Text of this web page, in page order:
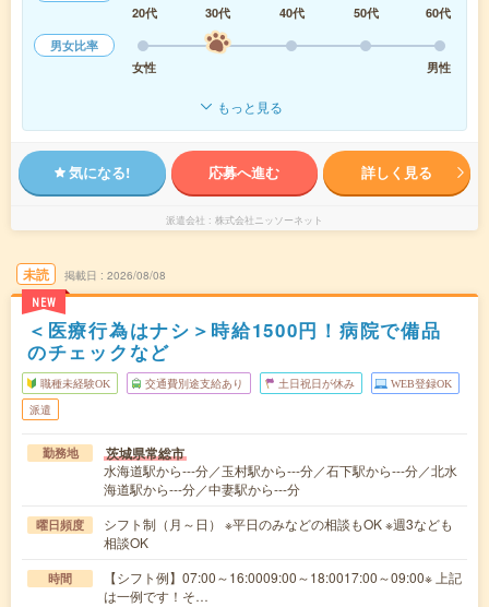
20代
30代 40代 50代
60代
男女比率
女性
男性
もっと見る
気になる! 応募へ進む 詳しく見る
派遣会社 株式会社ニッソーネット
未読
NEW
掲載日 2026/08/08
＜医療行為はナシ＞時給1500円！病院で備品
のチェックなど
職種未経験OK 交通費別途支給あり 土日祝日が休み WEB登録OK
派遣
勤務地 茨城県常総市
水海道駅から---分／玉村駅から---分／石下駅から---分／北水
海道駅から---分／中妻駅から---分
曜日頻度
シフト制（月～日） ※平日のみなどの相談もOK ※週3なども
相談OK
時間
【シフト例】07:00～16:0009:00～18:0017:00～09:00※ 上記
は一例です！そ…